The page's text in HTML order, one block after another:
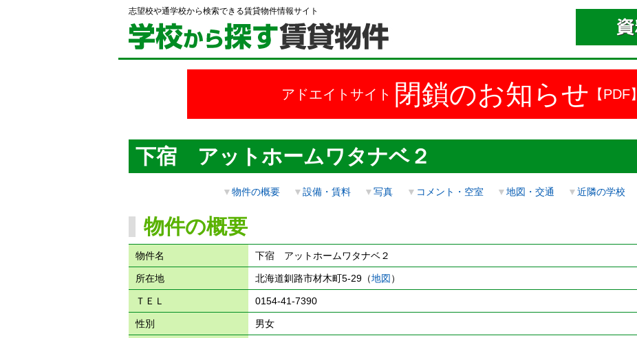
志望校や通学校から検索できる賃貸物件情報サイト
アドエイトサイト 閉鎖のお知らせ 【PDF】
下宿 アットホームワタナベ２
▼物件の概要 ▼設備・賃料 ▼写真 ▼ コメント・空室 ▼地図・交通 ▼近隣の学校
物件の概要
物件名 下宿 アットホームワタナベ２
所在地 北海道釧路市材木町5-29（地図）
ＴＥＬ 0154-41-7390
性別 男女